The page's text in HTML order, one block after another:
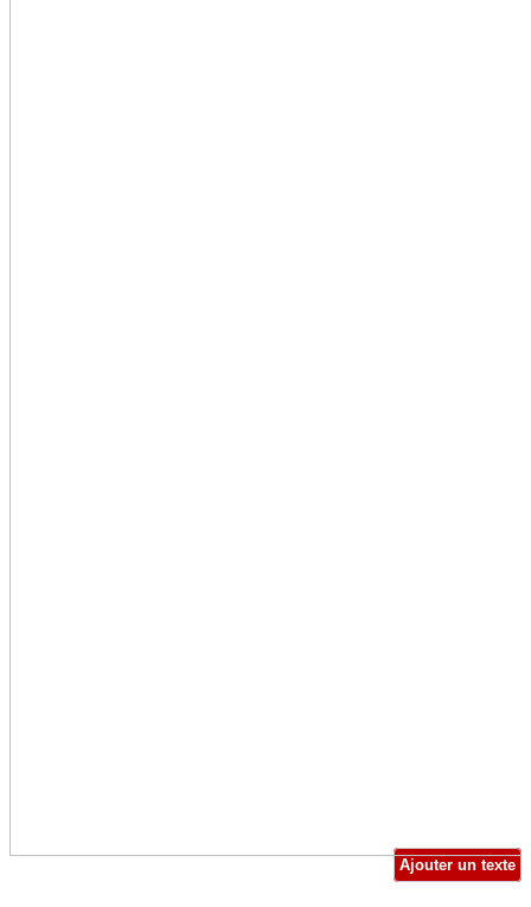
Ajouter un texte